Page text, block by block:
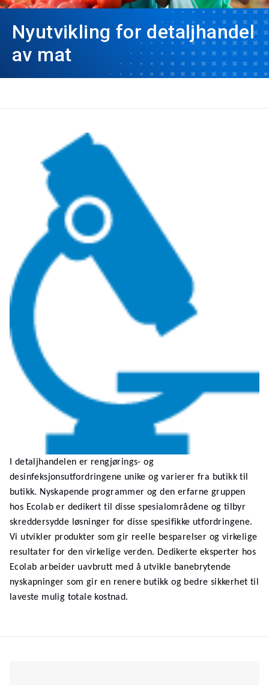
Nyutvikling for detaljhandel
av mat
I detaljhandelen er rengjørings- og
desinfeksjonsutfordringene unike og varierer fra butikk til
butikk. Nyskapende programmer og den erfarne gruppen
hos Ecolab er dedikert til disse spesialområdene og tilbyr
skreddersydde løsninger for disse spesifikke utfordringene.
Vi utvikler produkter som gir reelle besparelser og virkelige
resultater for den virkelige verden. Dedikerte eksperter hos
Ecolab arbeider uavbrutt med å utvikle banebrytende
nyskapninger som gir en renere butikk og bedre sikkerhet til
laveste mulig totale kostnad.